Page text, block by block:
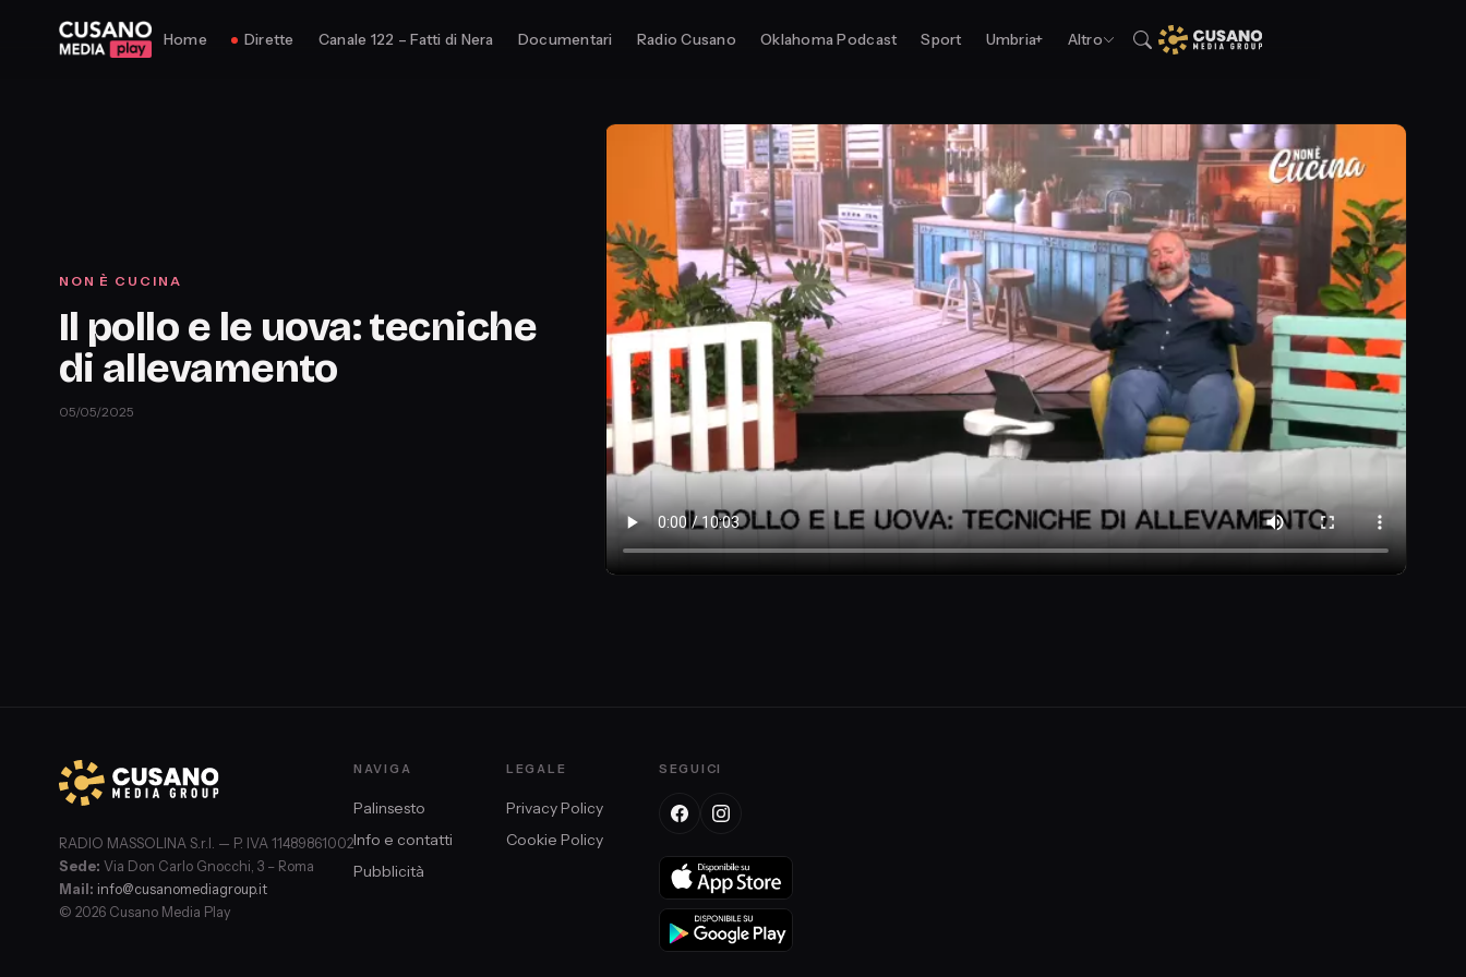
Home Dirette Canale 122 – Fatti di Nera Documentari Radio Cusano Oklahoma Podcast Sport Umbria+ Altro
NON È CUCINA
Il pollo e le uova: tecniche
di allevamento
05/05/2025
RADIO MASSOLINA S.r.l. — P. IVA 11489861002
Sede: Via Don Carlo Gnocchi, 3 – Roma
Mail: info@cusanomediagroup.it
© 2026 Cusano Media Play
NAVIGA
Palinsesto
Info e contatti
Pubblicità
LEGALE
Privacy Policy
Cookie Policy
SEGUICI